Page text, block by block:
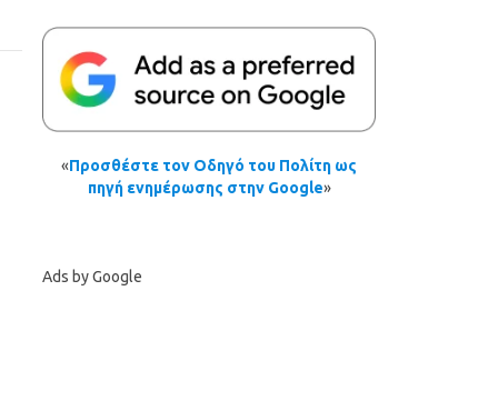
«Προσθέστε τον Οδηγό του Πολίτη ως
πηγή ενημέρωσης στην Google»
Ads by Google